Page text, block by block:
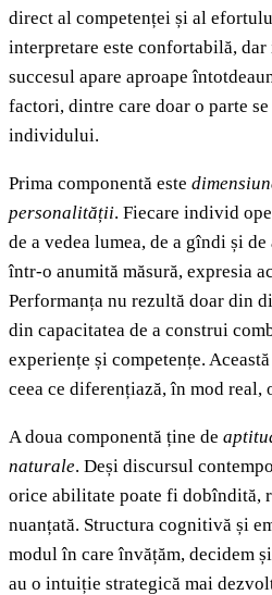
direct al competenței și al
interpretare este confortabilă,
succesul apare aproape
factori, dintre care doar o parte
individului.
Prima componentă este
personalității. Fiecare individ
de a vedea lumea, de a gîndi și
într-o anumită măsură, expresia
Performanța nu rezultă doar din
din capacitatea de a construi
experiențe și competențe.
ceea ce diferențiază, în mod real,
A doua componentă ține de
naturale. Deși discursul
orice abilitate poate fi dobîndită,
nuanțată. Structura cognitivă și
modul în care învățăm, decidem
au o intuiție strategică mai